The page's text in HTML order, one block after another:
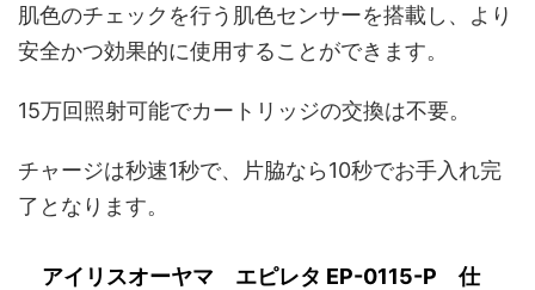
肌色のチェックを行う肌色センサーを搭載し、より
安全かつ効果的に使用することができます。
15万回照射可能でカートリッジの交換は不要。
チャージは秒速1秒で、片脇なら10秒でお手入れ完
了となります。
アイリスオーヤマ エピレタ EP-0115-P 仕